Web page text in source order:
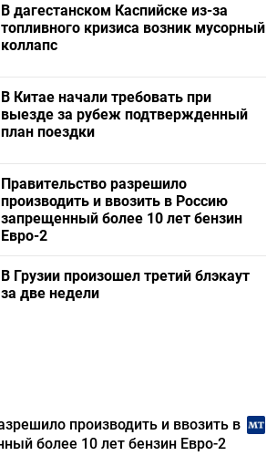
В дагестанском Каспийске из-за
топливного кризиса возник мусорный
коллапс
В Китае начали требовать при
выезде за рубеж подтвержденный
план поездки
Правительство разрешило
производить и ввозить в Россию
запрещенный более 10 лет бензин
Евро-2
В Грузии произошел третий блэкаут
за две недели